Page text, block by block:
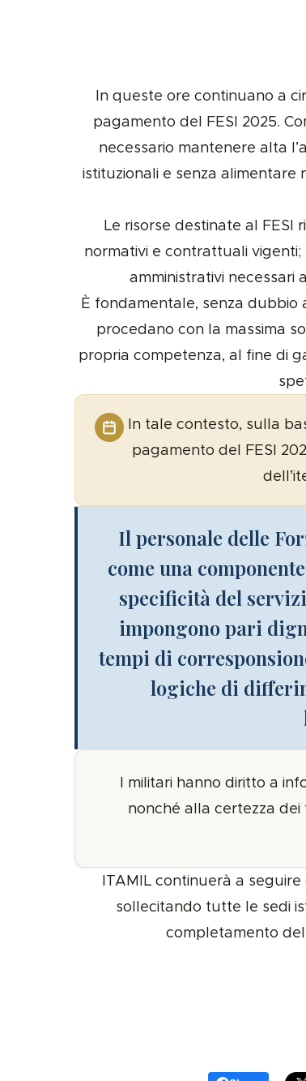
In queste ore continuano a
pagamento del FESI 2025.
necessario mantenere alta
istituzionali e senza
Le risorse destinate al FESI
normativi e contrattuali
amministrativi necessari
È fondamentale, senza dubbio
procedano con la massima
propria competenza, al fine di
In tale contesto, sulla
pagamento del FESI
Il personale delle
come una
specificità del
impongono pari
tempi di
logiche di
I militari hanno diritto a
nonché alla certezza
ITAMIL continuerà a
sollecitando tutte le sedi
completamento